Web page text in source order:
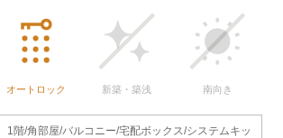
オートロック 新築・築浅 南向き
1階/角部屋/バルコニー/宅配ボックス/システムキッ